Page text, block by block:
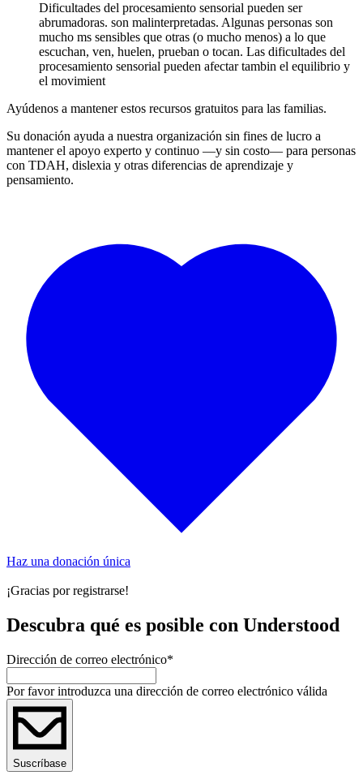
Dificultades del procesamiento sensorial pueden ser
abrumadoras. son malinterpretadas. Algunas personas son
mucho ms sensibles que otras (o mucho menos) a lo que
escuchan, ven, huelen, prueban o tocan. Las dificultades del
procesamiento sensorial pueden afectar tambin el equilibrio y
el movimient
Ayúdenos a mantener estos recursos gratuitos para las familias.
Su donación ayuda a nuestra organización sin fines de lucro a
mantener el apoyo experto y continuo —y sin costo— para personas
con TDAH, dislexia y otras diferencias de aprendizaje y
pensamiento.
Haz una donación única
¡Gracias por registrarse!
Descubra qué es posible con Understood
Dirección de correo electrónico*
Por favor introduzca una dirección de correo electrónico válida
Suscríbase